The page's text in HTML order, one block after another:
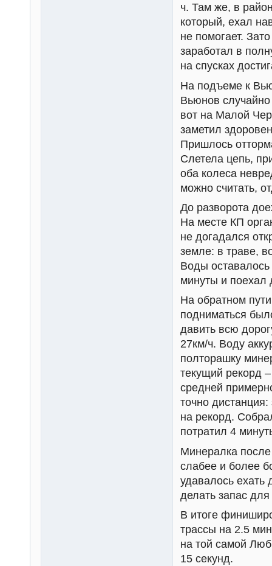
ч. Там же, в
который, ехал
не помогает.
заработал в
на спусках
На подъеме к
Вьюнов
вот на Малой
заметил
Пришлось
Слетела цепь,
оба колеса
можно считать,
До разворота
На месте КП
не догадался
земле: в траве,
Воды
минуты и поехал
На обратном
подниматься
давить всю
27км/ч. Воду
полторашку
текущий рекорд
средней
точно
на рекорд.
потратил 4
Минералка
слабее и более
удавалось ехать
делать запас
В итоге
трассы на 2.5
на той самой
15 секунд.